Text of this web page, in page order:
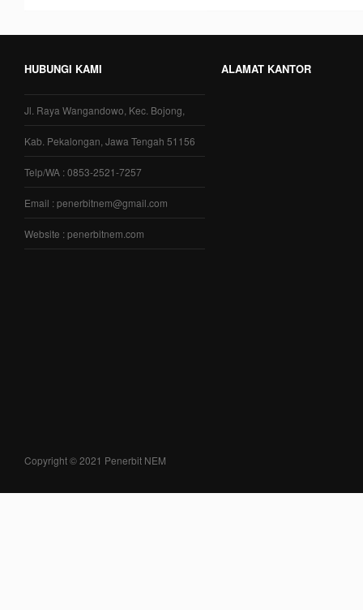
HUBUNGI KAMI
Jl. Raya Wangandowo, Kec. Bojong,
Kab. Pekalongan, Jawa Tengah 51156
Telp/WA : 0853-2521-7257
Email : penerbitnem@gmail.com
Website : penerbitnem.com
ALAMAT KANTOR
Copyright © 2021 Penerbit NEM